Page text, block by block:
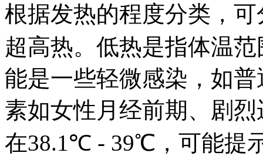
根据发热的程度分类，
超高热。低热是指体温
能是一些轻微感染，如
素如女性月经前期、剧
在38.1℃ - 39℃，可能提